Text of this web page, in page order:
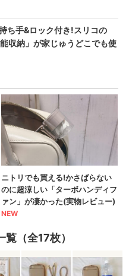
（全17枚）